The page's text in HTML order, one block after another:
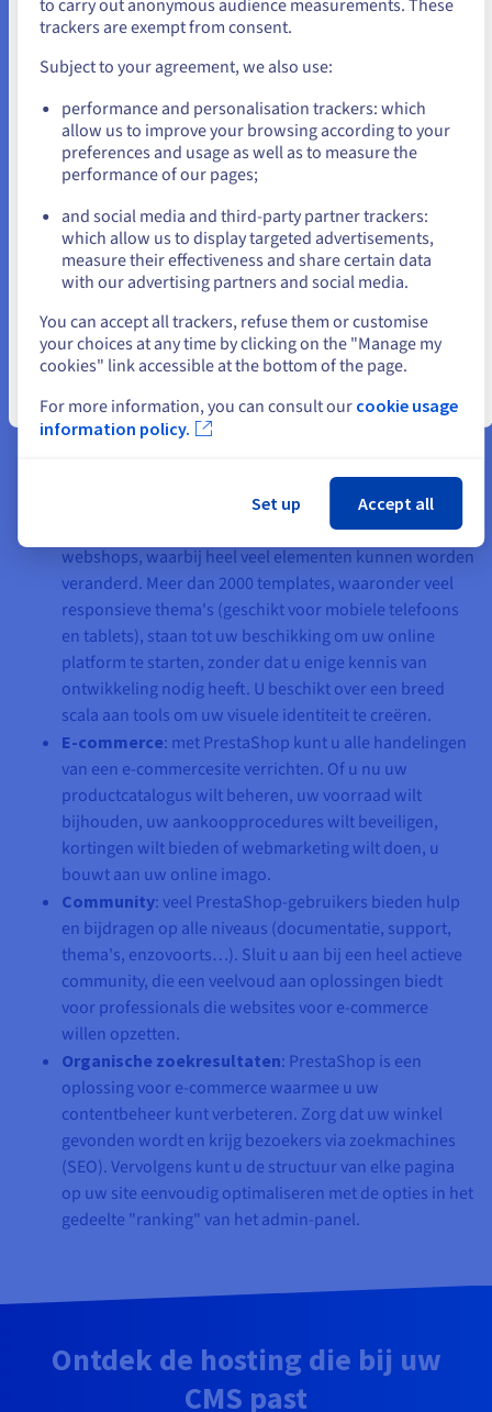
Anti-DDoS bescherming: wij beschermen uw
webhosting tegen distributed denial of service attacks
(DDoS). Deze bescherming is 24 uur per dag, 7 dagen
per week actief op alle OVHcloud-services.
SQL-databases: bij uw hosting is een database
inbegrepen. Voor het gebruik van PrestaShop is een
database nodig.
Multidomeinbeheer : met multidomeinbeheer kunt u
meerdere websites aan hetzelfde webhostingpakket
koppelen.
PHP 8 + FPM: uw webpagina's worden tot 7 keer sneller
geladen. Deze oplossing is inbegrepen bij uw
webhosting en wordt voortdurend up-to-date
gehouden.
: PrestaShop is een tool voor het maken van
webshops, waarbij heel veel elementen kunnen worden
veranderd. Meer dan 2000 templates, waaronder veel
responsieve thema's (geschikt voor mobiele telefoons
en tablets), staan tot uw beschikking om uw online
platform te starten, zonder dat u enige kennis van
ontwikkeling nodig heeft. U beschikt over een breed
scala aan tools om uw visuele identiteit te creëren.
E-commerce: met PrestaShop kunt u alle handelingen
van een e-commercesite verrichten. Of u nu uw
productcatalogus wilt beheren, uw voorraad wilt
bijhouden, uw aankoopprocedures wilt beveiligen,
kortingen wilt bieden of webmarketing wilt doen, u
bouwt aan uw online imago.
Community: veel PrestaShop-gebruikers bieden hulp
en bijdragen op alle niveaus (documentatie, support,
thema's, enzovoorts…). Sluit u aan bij een heel actieve
community, die een veelvoud aan oplossingen biedt
voor professionals die websites voor e-commerce
willen opzetten.
Organische zoekresultaten: PrestaShop is een
oplossing voor e-commerce waarmee u uw
contentbeheer kunt verbeteren. Zorg dat uw winkel
gevonden wordt en krijg bezoekers via zoekmachines
(SEO). Vervolgens kunt u de structuur van elke pagina
op uw site eenvoudig optimaliseren met de opties in het
gedeelte "ranking" van het admin-panel.
Ontdek de hosting die bij uw
CMS past
Als je wilt bestellen vanuit [land], moet je de juiste website
doorbladeren en een account aanmaken.
us.ovhcloud.com/
Engels USD - $
or
Blijf op de huidige website
Sluiten
to carry out anonymous audience measurements. These
trackers are exempt from consent.
Subject to your agreement, we also use:
performance and personalisation trackers: which
allow us to improve your browsing according to your
preferences and usage as well as to measure the
performance of our pages;
and social media and third-party partner trackers:
which allow us to display targeted advertisements,
measure their effectiveness and share certain data
with our advertising partners and social media.
You can accept all trackers, refuse them or customise
your choices at any time by clicking on the "Manage my
cookies" link accessible at the bottom of the page.
For more information, you can consult our cookie usage
information policy.
Set up Accept all